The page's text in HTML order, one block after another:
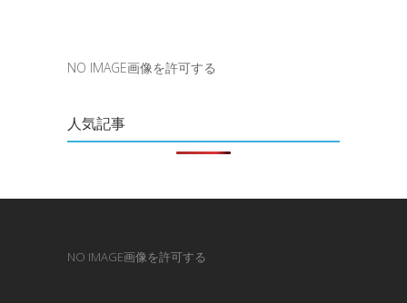
NO IMAGE画像を許可する
人気記事
NO IMAGE画像を許可する